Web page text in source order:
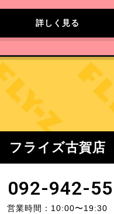
詳しく見る
フライズ古賀店
092-942-
営業時間：10:00〜19:30